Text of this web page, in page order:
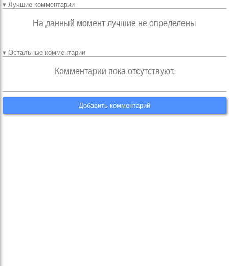
▾ Лучшие комментарии
На данный момент лучшие не определены
▾ Остальные комментарии
Комментарии пока отсутствуют.
Добавить комментарий